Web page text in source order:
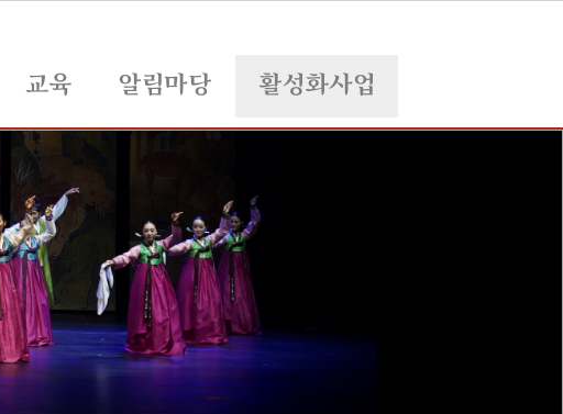
교육 알림마당 활성화사업